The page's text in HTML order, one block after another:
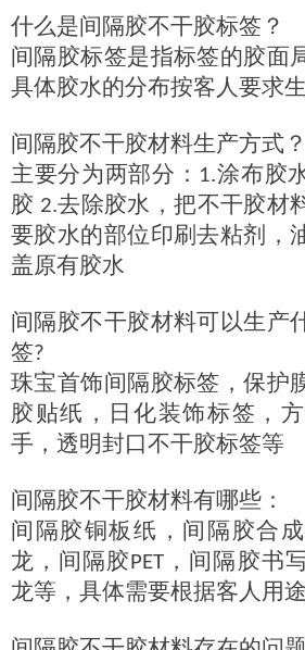
什么是间隔胶不干胶标签？
间隔胶标签是指标签的胶面
具体胶水的分布按客人要求
间隔胶不干胶材料生产方式？
主要分为两部分： 1.涂布胶
胶 2.去除胶水，把不干胶材
要胶水的部位印刷去粘剂，
盖原有胶水
间隔胶不干胶材料可以生产
签?
珠宝首饰间隔胶标签，保护
胶贴纸，日化装饰标签，
手，透明封口不干胶标签等
间隔胶不干胶材料有哪些：
间隔胶铜板纸，间隔胶合
龙，间隔胶PET ，间隔胶书
龙等，具体需要根据客人用途